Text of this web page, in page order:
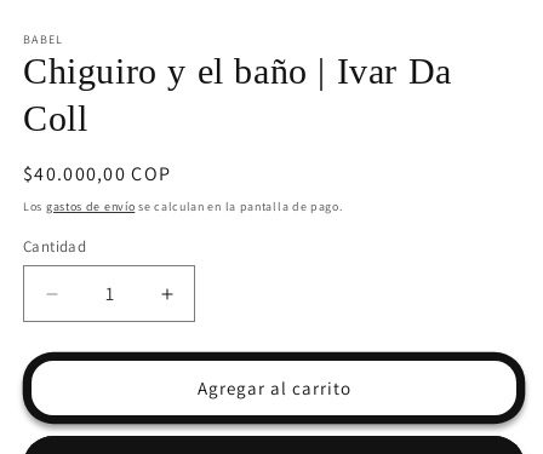
multimedia
1
en
ventana
modal
BABEL
Chiguiro y el baño | Ivar Da
Coll
Precio
habitual
$40.000,00 COP
Los gastos de envío se calculan en la pantalla de pago.
Cantidad
Reducir
cantidad
para
el
Aumentar
cantidad
para
Chiguiro
el
Agregar al carrito